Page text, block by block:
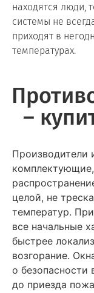
находятся люди,
системы не
приходят в
температурах.
–
Производители
целой, не
температур.
все начальные
быстрее
возгорание.
о безопасности
до приезда